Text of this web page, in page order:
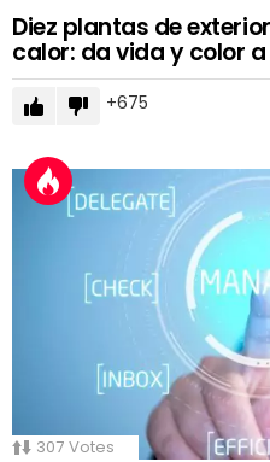
Diez plantas de
calor: da vida y color
675
307 Votes